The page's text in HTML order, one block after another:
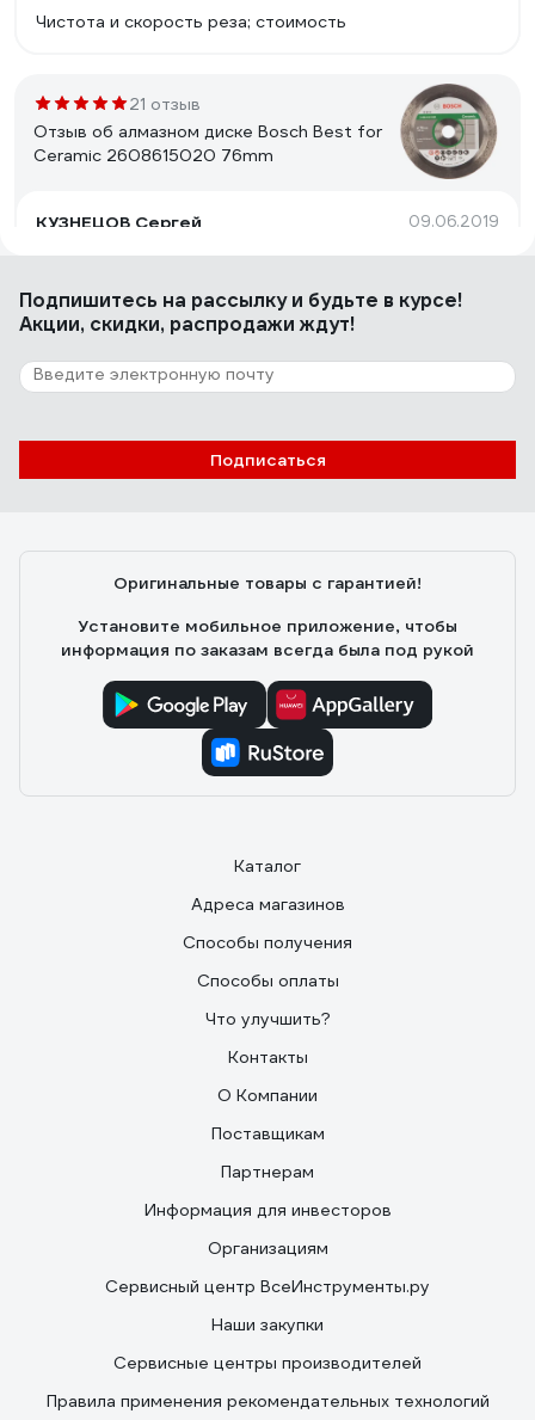
Чистота и скорость реза; стоимость
21 отзыв
Отзыв об алмазном диске Bosch Best for
Ceramic 2608615020 76mm
КУЗНЕЦОВ Сергей 09.06.2019
Бренд, цена, качество.
157 отзывов
Отзыв об алмазном диске Diamond
Industrial 350х25.4 мм DIDC350
Андрей Филиппович
Подпишитесь на рассылкуи будьте в курсе!
Акции, скидки, распродажи ждут!
Подписаться
Оригинальные товары с гарантией!
Установите мобильное приложение, чтобы
информация по заказам всегда была под рукой
Каталог
Адреса магазинов
Способы получения
Способы оплаты
Что улучшить?
Контакты
О Компании
Поставщикам
Партнерам
Информация для инвесторов
Организациям
Сервисный центр ВсеИнструменты.ру
Наши закупки
Сервисные центры производителей
Правила применения рекомендательных технологий